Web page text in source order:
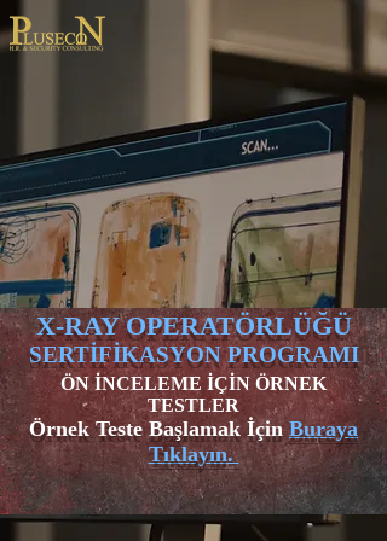
X-RAY OPERATÖRLÜĞÜ
SERTİFİKASYON PROGRAMI
ÖN İNCELEME İÇİN ÖRNEK
TESTLER
Örnek Teste Başlamak İçin Buraya
Tıklayın.